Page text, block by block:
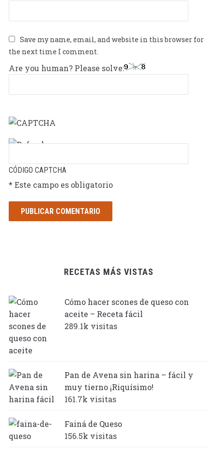
Save my name, email, and website in this browser for
the next time I comment.
Are you human? Please solve:
CÓDIGO CAPTCHA
* Este campo es obligatorio
RECETAS MÁS VISTAS
Cómo hacer scones de queso con
aceite – Receta fácil
289.1k visitas
Pan de Avena sin harina – fácil y
muy tierno ¡Riquísimo!
161.7k visitas
Fainá de Queso
156.5k visitas